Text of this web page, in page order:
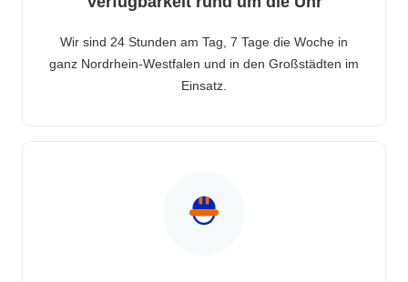
Wir sind 24 Stunden am Tag, 7 Tage die Woche in
ganz Nordrhein-Westfalen und in den Großstädten im
Einsatz.